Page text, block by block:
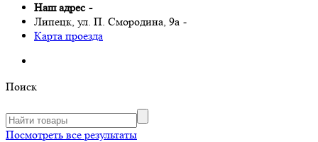
Наш адрес -
Липецк, ул. П. Смородина, 9а -
Карта проезда
Поиск
Посмотреть все результаты